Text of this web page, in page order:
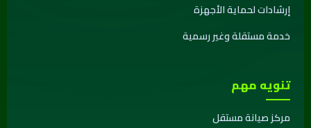
إرشادات لحماية الأجهزة
خدمة مستقلة وغير رسمية
تنويه مهم
مركز صيانة مستقل